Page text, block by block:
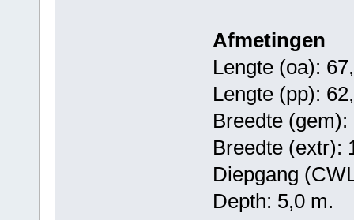
Afmetingen
Lengte (oa):
Lengte (pp):
Breedte (gem):
Breedte (extr):
Diepgang
Depth: 5,0 m.